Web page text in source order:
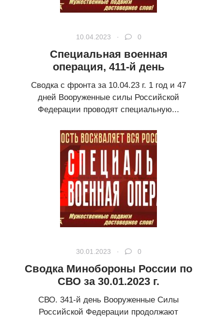
10.04.2023 · 0
Специальная военная
операция, 411-й день
Сводка с фронта за 10.04.23 г. 1 год и 47
дней Вооруженные силы Российской
Федерации проводят специальную...
30.01.2023 · 0
Сводка Минобороны России по
СВО за 30.01.2023 г.
СВО. 341-й день Вооруженные Силы
Российской Федерации продолжают